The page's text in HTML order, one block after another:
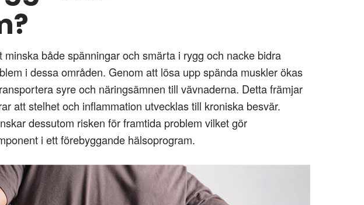
både spänningar och smärta i rygg och nacke bidra
i dessa områden. Genom att lösa upp spända muskler ökas
syre och näringsämnen till vävnaderna. Detta främjar
att stelhet och inflammation utvecklas till kroniska besvär.
dessutom risken för framtida problem vilket gör
i ett förebyggande hälsoprogram.